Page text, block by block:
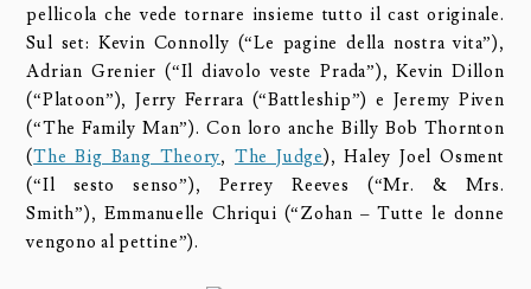
pellicola che vede tornare insieme tutto il cast originale.
Sul set: Kevin Connolly (“Le pagine della nostra vita”),
Adrian Grenier (“Il diavolo veste Prada”), Kevin Dillon
(“Platoon”), Jerry Ferrara (“Battleship”) e Jeremy Piven
(“The Family Man”). Con loro anche Billy Bob Thornton
(The Big Bang Theory, The Judge), Haley Joel Osment
(“Il sesto senso”), Perrey Reeves (“Mr. & Mrs.
Smith”), Emmanuelle Chriqui (“Zohan – Tutte le donne
vengono al pettine”).